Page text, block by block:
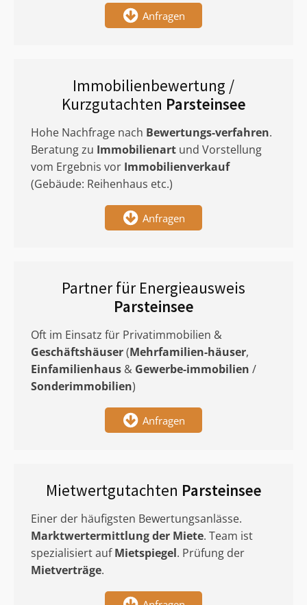
Anfragen
Immobilienbewertung /
Kurzgutachten Parsteinsee
Hohe Nachfrage nach Bewertungs-verfahren.
Beratung zu Immobilienart und Vorstellung
vom Ergebnis vor Immobilienverkauf
(Gebäude: Reihenhaus etc.)
Anfragen
Partner für Energieausweis
Parsteinsee
Oft im Einsatz für Privatimmobilien &
Geschäftshäuser(Mehrfamilien-häuser,
Einfamilienhaus & Gewerbe-immobilien /
Sonderimmobilien)
Anfragen
Mietwertgutachten Parsteinsee
Einer der häufigsten Bewertungsanlässe.
Marktwertermittlungder Miete. Team ist
spezialisiert aufMietspiegel. Prüfung der
Mietverträge.